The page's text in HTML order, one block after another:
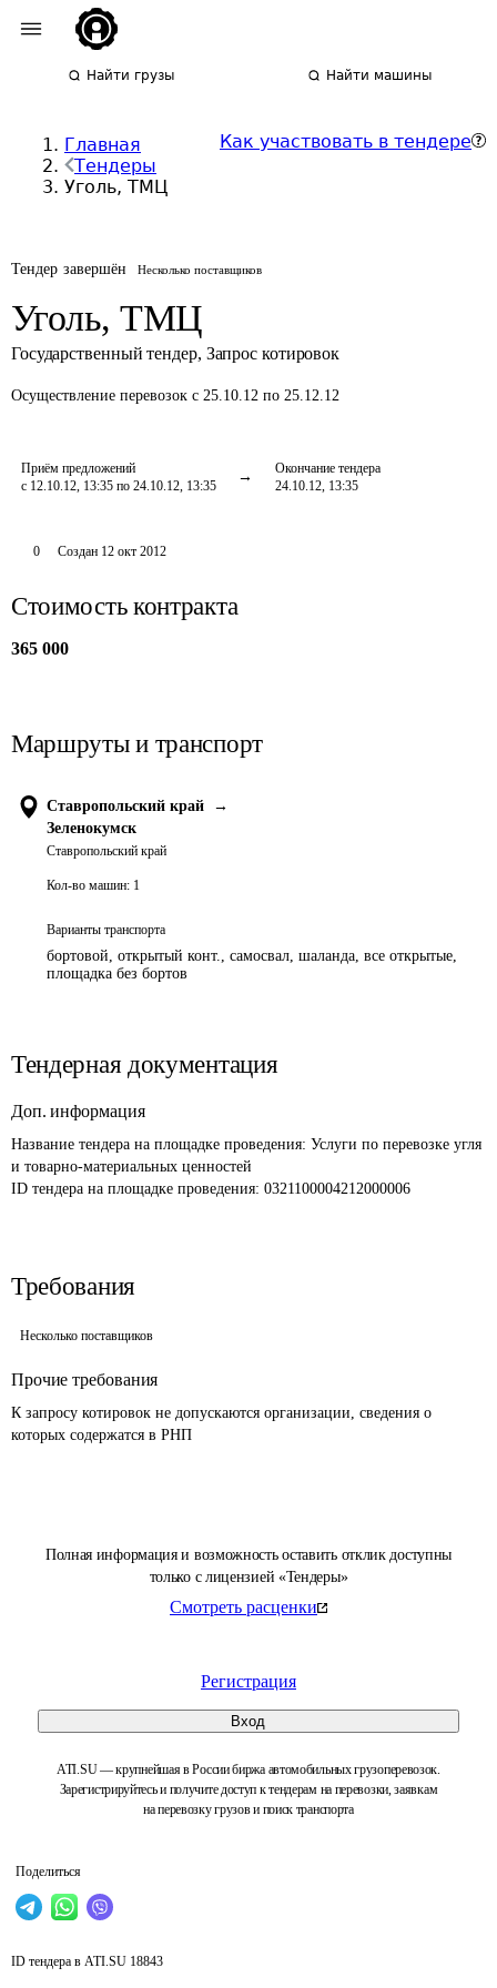
Найти грузы Найти машины
Главная
Тендеры
Уголь, ТМЦ
Как участвовать в тендере
Тендер завершён Несколько поставщиков
Уголь, ТМЦ
Государственный тендер, Запрос котировок
Осуществление перевозок с 25.10.12 по 25.12.12
Приём предложений
с 12.10.12, 13:35 по 24.10.12, 13:35
Окончание тендера
24.10.12, 13:35
Полная информация и возможность оставить отклик доступны
только с лицензией «Тендеры»
Смотреть расценки
Регистрация
Вход
ATI.SU — крупнейшая в России биржа автомобильных грузоперевозок.
Зарегистрируйтесь и получите доступ к тендерам на перевозки, заявкам
на перевозку грузов и поиск транспорта
Поделиться
0 Создан 12 окт 2012
Стоимость контракта
365 000
Маршруты и транспорт
Ставропольский край
→
Зеленокумск
Ставропольский край
Кол-во машин: 1
Варианты транспорта
бортовой, открытый конт., самосвал, шаланда, все открытые,
площадка без бортов
Тендерная документация
Доп. информация
Название тендера на площадке проведения: Услуги по перевозке угля
и товарно-материальных ценностей
ID тендера на площадке проведения: 0321100004212000006
Требования
Несколько поставщиков
Прочие требования
К запросу котировок не допускаются организации, сведения о
которых содержатся в РНП
ID тендера в ATI.SU 18843